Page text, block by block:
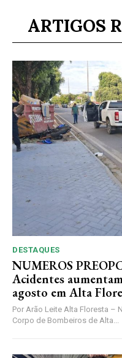
ARTIGOS
DESTAQUES
NUMEROS
Acidentes
agosto em Alta
Por Arão Leite Alta Floresta –
Corpo de Bombeiros de Alta...